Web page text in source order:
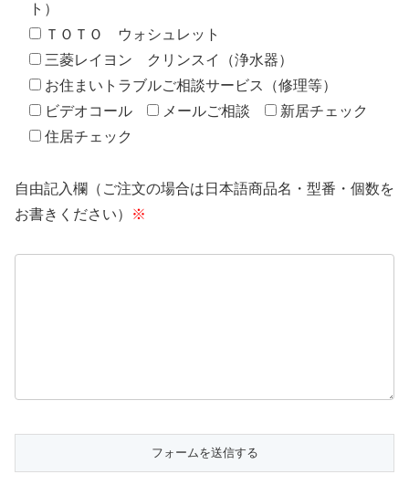
ト）
ＴＯＴＯ ウォシュレット
三菱レイヨン クリンスイ（浄水器）
お住まいトラブルご相談サービス（修理等）
ビデオコール
メールご相談
新居チェック
住居チェック
自由記入欄（ご注文の場合は日本語商品名・型番・個数を
お書きください）
※